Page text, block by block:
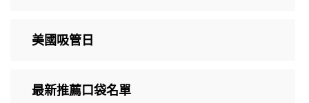
美國吸管日
最新推薦口袋名單